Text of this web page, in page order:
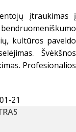
įtraukimas į
kultūros paveldo
Švėkšnos
Profesionalios
21